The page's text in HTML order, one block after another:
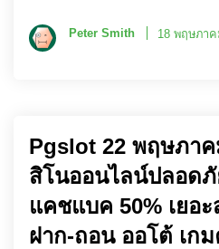
Peter Smith 18 พฤษภาค
Pgslot 22 พฤษภา
สิโนออนไลน์ปลอด
แคชแบค 50% เยอ
ฝาก-ถอน ออโต้ เก